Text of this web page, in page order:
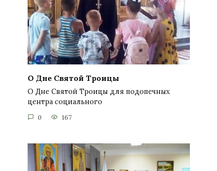
О Дне Святой Троицы
О Дне Святой Троицы для подопечных
центра социального
0 167